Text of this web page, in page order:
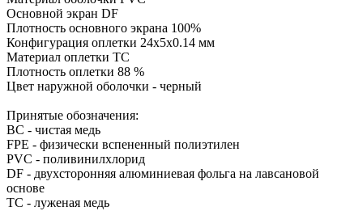
Основной экран DF
Плотность основного экрана 100%
Конфигурация оплетки 24x5x0.14 мм
Материал оплетки TC
Плотность оплетки 88 %
Цвет наружной оболочки - черный
Принятые обозначения:
BC - чистая медь
FPE - физически вспененный полиэтилен
PVC - поливинилхлорид
DF - двухсторонняя алюминиевая фольга на лавсановой
основе
TC - луженая медь